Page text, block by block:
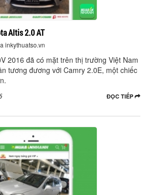
Altis 2.0 AT
inkythuatso.vn
2016 đã có mặt trên thị trường Việt Nam
tương đương với Camry 2.0E, một chiếc
ĐỌC TIẾP